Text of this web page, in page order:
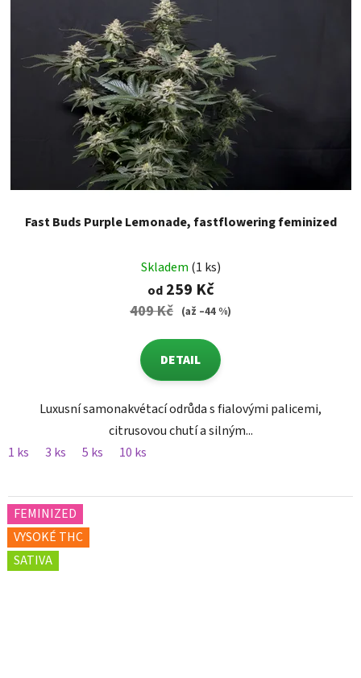
Fast Buds Purple Lemonade, fastflowering feminized
Skladem (1 ks)
od259 Kč
409 Kč (až –44 %)
DETAIL
Luxusní samonakvétací odrůda s fialovými palicemi,
citrusovou chutí a silným...
1 ks
3 ks 5 ks 10 ks
FEMINIZED
VYSOKÉ THC
SATIVA